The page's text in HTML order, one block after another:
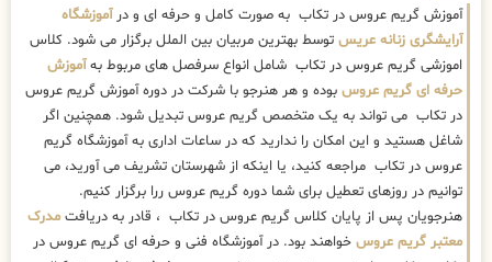
آموزش گریم عروس در تکاب به صورت کامل و حرفه ای و درآموزشگاه
آرایشگری زنانه عریس توسط بهترین مربیان بین الملل برگزار می شود. کلاس
اموزشی گریم عروس در تکاب شامل انواع سرفصل های مربوط بهآموزش
حرفه ای گریم عروس بوده و هر هنرجو با شرکت در دوره آموزش گریم عروس
در تکاب می تواند به یک متخصص گریم عروس تبدیل شود. همچنین اگر
شاغل هستید و این امکان را ندارید که در ساعات اداری به آموزشگاه گریم
عروس در تکاب مراجعه کنید، یا اینکه از شهرستان تشریف می آورید، می
توانیم در روزهای تعطیل برای شما دوره گریم عروس ررا برگزار کنیم.
هنرجویان پس از پایان کلاس گریم عروس در تکاب ، قادر به دریافت مدرک
معتبر گریم عروس خواهند بود. در آموزشگاه فنی و حرفه ای گریم عروس در